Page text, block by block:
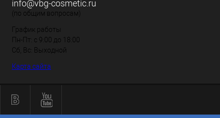
info@vbg-cosmetic.ru
(по общим вопросам)
График работы
Пн-Пт: с 9:00 до 18:00
Сб, Вс: Выходной
Карта сайта